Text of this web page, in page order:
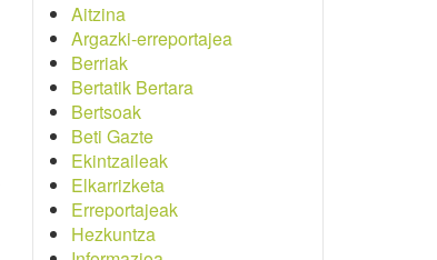
Aitzina
Argazki-erreportajea
Berriak
Bertatik Bertara
Bertsoak
Beti Gazte
Ekintzaileak
Elkarrizketa
Erreportajeak
Hezkuntza